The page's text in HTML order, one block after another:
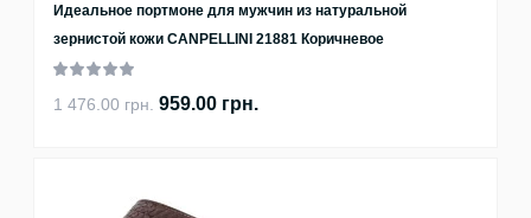
Идеальное портмоне для мужчин из натуральной
зернистой кожи CANPELLINI 21881 Коричневое
1 476.00 грн. 959.00 грн.